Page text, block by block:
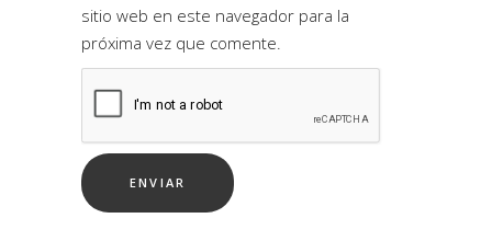
sitio web en este navegador para la
próxima vez que comente.